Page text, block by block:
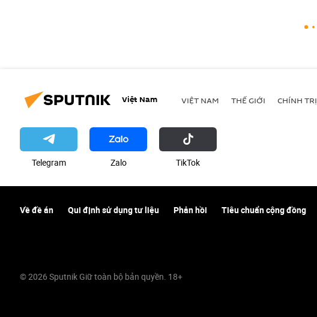
Việt Nam VIỆT NAM THẾ GIỚI CHÍNH TRỊ
Telegram Zalo ТikТоk
Về đề án Qui định sử dụng tư liệu Phản hồi Tiêu chuẩn cộng đồng
© 2026 Sputnik Giữ toàn bộ bản quyền. 18+